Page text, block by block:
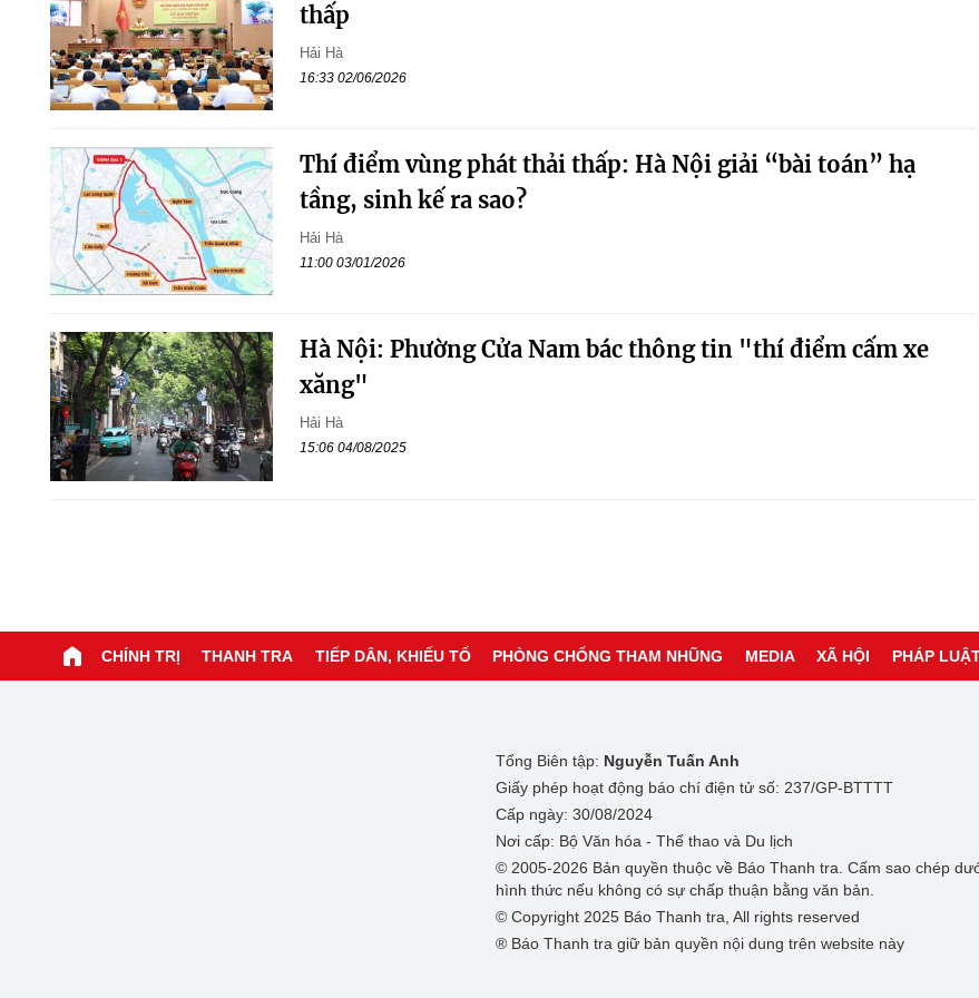
thấp
Hải Hà
16:33 02/06/2026
Thí điểm vùng phát thải thấp: Hà Nội giải “bài toán” hạ
tầng, sinh kế ra sao?
Hải Hà
11:00 03/01/2026
Hà Nội: Phường Cửa Nam bác thông tin "thí điểm cấm xe
xăng"
Hải Hà
15:06 04/08/2025
CHÍNH TRỊ THANH TRA TIẾP DÂN, KHIẾU TỐ PHÒNG CHỐNG THAM NHŨNG MEDIA XÃ HỘI PHÁP
Tổng Biên tập: Nguyễn Tuấn Anh
Giấy phép hoạt động báo chí điện tử số: 237/GP-BTTTT
Cấp ngày: 30/08/2024
Nơi cấp: Bộ Văn hóa - Thể thao và Du lịch
© 2005-2026 Bản quyền thuộc về Báo Thanh tra. Cấm sao chép
hình thức nếu không có sự chấp thuận bằng văn bản.
© Copyright 2025 Báo Thanh tra, All rights reserved
® Báo Thanh tra giữ bản quyền nội dung trên website này